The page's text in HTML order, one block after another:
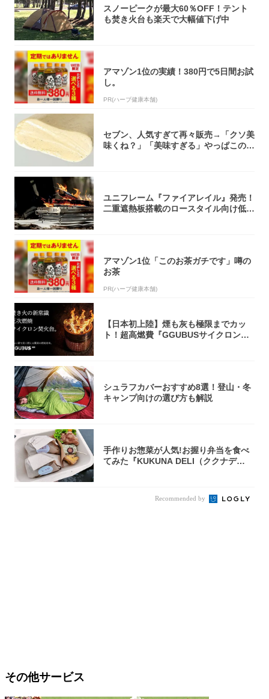
スノーピークが最大60％OFF！テント
も焚き火台も楽天で大幅値下げ中
アマゾン1位の実績！380円で5日間お試
し。
PR(ハーブ健康本舗)
セブン、人気すぎて再々販売→「クソ美
味くね？」「美味すぎる」やっぱこのク
ユニフレーム『ファイアレイル』発売！
二重遮熱板搭載のロースタイル向け低型
アマゾン1位「このお茶ガチです」噂の
お茶
PR(ハーブ健康本舗)
【日本初上陸】煙も灰も極限までカッ
ト！超高燃費『GGUBUSサイクロン焚
シュラフカバーおすすめ8選！登山・冬
キャンプ向けの選び方も解説
手作りお惣菜が人気!お握り弁当を食べ
てみた『KUKUNA DELI（ククナデ
Recommended by
その他サービス